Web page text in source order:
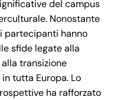
del campus
Nonostante
partecipanti hanno
sfide legate alla
transizione
tutta Europa. Lo
ha rafforzato